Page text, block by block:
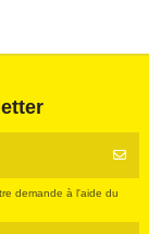
demande à l'aide du